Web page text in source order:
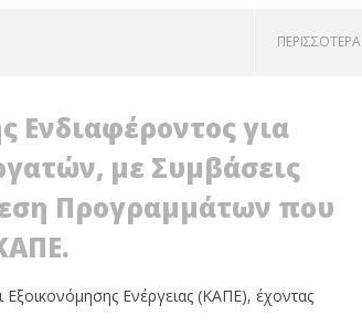
ΠΕΡΙΣΣΌΤΕΡΑ
για
µε Συµβάσεις
Προγραµµάτων που
Ενέργειας (ΚΑΠΕ), έχοντας